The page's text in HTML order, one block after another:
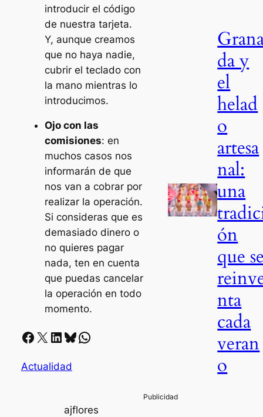
introducir el código
de nuestra tarjeta.
Y, aunque creamos
que no haya nadie,
cubrir el teclado con
la mano mientras lo
introducimos.
Ojo con las
comisiones: en
muchos casos nos
informarán de que
nos van a cobrar por
realizar la operación.
Si consideras que es
demasiado dinero o
no quieres pagar
nada, ten en cuenta
que puedas cancelar
la operación en todo
momento.
Facebook X LinkedIn Bluesky Whatsapp
Actualidad
ajflores
da y
el
helad
o
artesa
nal:
una
ón
que
nta
cada
veran
o